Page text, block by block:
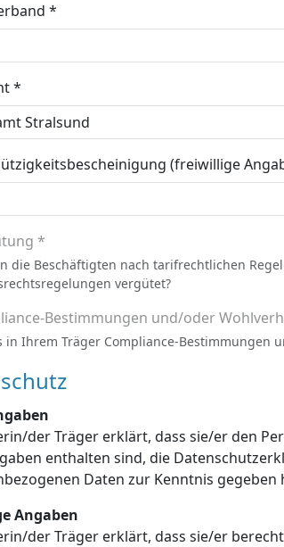
*
*
(freiwillige
*
die Beschäftigten nach tarifrechtlichen
vergütet?
Bestimmungen und/oder
in Ihrem Träger Compliance-Bestimmungen
der Träger erklärt, dass sie/er den
über die Verarbeitung dieser
personenbezogenen Daten zur Kenntnis
Angaben
der Träger erklärt, dass sie/er